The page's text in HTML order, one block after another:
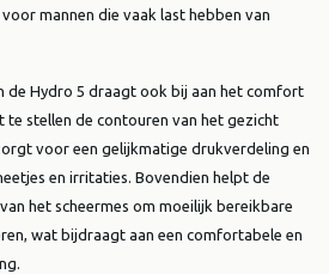
mannen die vaak last hebben van
de Hydro 5 draagt ook bij aan het comfort
te stellen de contouren van het gezicht
voor een gelijkmatige drukverdeling en
en irritaties. Bovendien helpt de
het scheermes om moeilijk bereikbare
wat bijdraagt aan een comfortabele en